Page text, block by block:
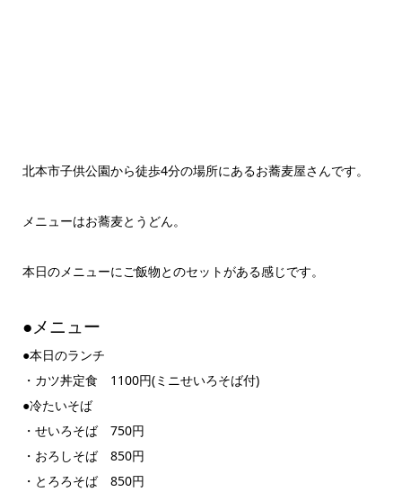
北本市子供公園から徒歩4分の場所にあるお蕎麦屋さんです。
メニューはお蕎麦とうどん。
本日のメニューにご飯物とのセットがある感じです。
●メニュー
●本日のランチ
・カツ丼定食 1100円(ミニせいろそば付)
●冷たいそば
・せいろそば 750円
・おろしそば 850円
・とろろそば 850円